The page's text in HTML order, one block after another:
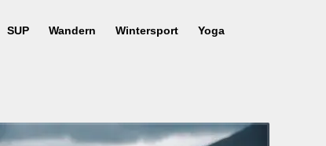
SUP Wandern Wintersport Yoga